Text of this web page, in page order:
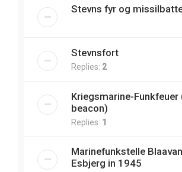
Stevns fyr og
Stevnsfort
Replies: 2
Kriegsmarine-Funkfeuer
beacon)
Replies: 1
Marinefunkstelle
Esbjerg in 1945